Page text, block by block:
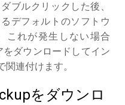
ブルクリックした後、
デフォルトのソフトウ
これが発生しない場合
をダウンロードしてイン
連付けます。
をダウンロ